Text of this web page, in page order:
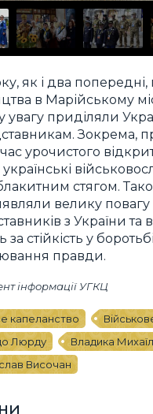
як і два попередні,
в Марійському
увагу приділяли
Зокрема,
урочистого
стягом.
велику повагу
з України та
за стійкість у
правди.
інформації УГКЦ
капеланство
Люрду
Владика
Височан